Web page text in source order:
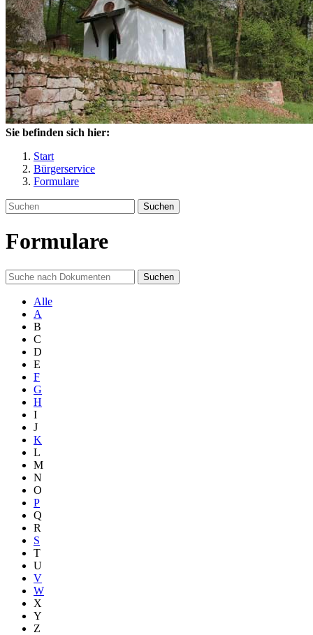
Sie befinden sich hier:
Start
Bürgerservice
Formulare
Suchen
Formulare
Suchen
Alle
A
B
C
D
E
F
G
H
I
J
K
L
M
N
O
P
Q
R
S
T
U
V
W
X
Y
Z